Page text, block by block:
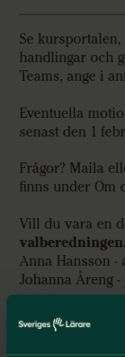
Se
handlingar och
Teams, ange i
Eventuella
senast den 1
Frågor? Maila
finns under Om
Vill du vara en
Anna Hansson -
Johanna Åreng -
Varmt välkommen!
/Styrelsen